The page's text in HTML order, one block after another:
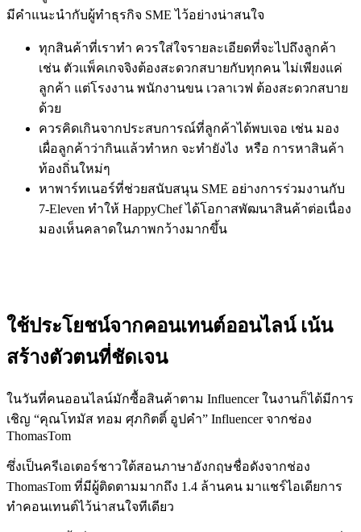
มีคำแนะนำกับผู้ทำธุรกิจ SME ไว้อย่างน่าสนใจ
ทุกสินค้าที่เราทำ ควรใส่ใจรายละเอียดที่จะไปถึงลูกค้า
เช่น ตัวแพ็คเกจจิงต้องสะดวกสบายกับทุกคน ไม่เพียงแค่
ลูกค้า แต่โรงงาน พนักงานขน เวลาเวฟ ต้องสะดวกสบาย
ด้วย
ควรคิดเกินจากประสบการณ์ที่ลูกค้าได้พบเจอ เช่น มอง
เผื่อลูกค้าว่ากินแล้วทำหก จะทำยังไง หรือ การหาสินค้า
ท้องถิ่นใหม่ๆ
หาพาร์ทเนอร์ที่ช่วยสนับสนุน SME อย่างการร่วมงานกับ
7-Eleven ทำให้ HappyChef ได้โอกาสพัฒนาสินค้าต่อเนื่อง
มองเห็นคลาดในภาพกว้างมากขึ้น
ใช้ประโยชน์จากคอนเทนต์ออนไลน์ เน้น
สร้างตัวตนที่ชัดเจน
ในวันที่คนออนไลน์มักซื้อสินค้าตาม Influencer ในงานก็ได้มีการ
เชิญ “คุณโทมัส ทอม ศุภกิตติ์ อูปคำ” Influencer จากช่อง
ThomasTom
ซึ่งเป็นครีเอเตอร์ชาวใต้สอนภาษาอังกฤษชื่อดังจากช่อง
ThomasTom ที่มีผู้ติดตามมากถึง 1.4 ล้านคน มาแชร์ไอเดียการ
ทำคอนเทนต์ไว้น่าสนใจทีเดียว